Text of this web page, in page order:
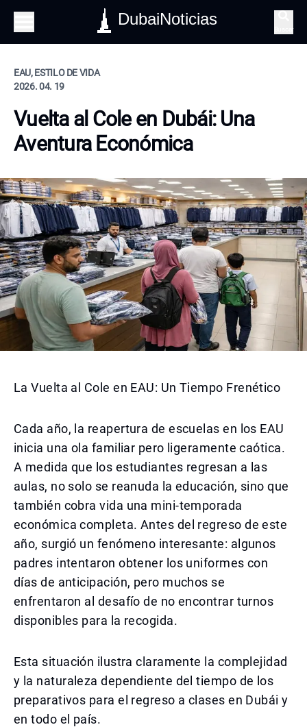
DubaiNoticias
EAU, ESTILO DE VIDA
2026. 04. 19
Vuelta al Cole en Dubái: Una
Aventura Económica
La Vuelta al Cole en EAU: Un Tiempo Frenético
Cada año, la reapertura de escuelas en los EAU
inicia una ola familiar pero ligeramente caótica.
A medida que los estudiantes regresan a las
aulas, no solo se reanuda la educación, sino que
también cobra vida una mini-temporada
económica completa. Antes del regreso de este
año, surgió un fenómeno interesante: algunos
padres intentaron obtener los uniformes con
días de anticipación, pero muchos se
enfrentaron al desafío de no encontrar turnos
disponibles para la recogida.
Esta situación ilustra claramente la complejidad
y la naturaleza dependiente del tiempo de los
preparativos para el regreso a clases en Dubái y
en todo el país.